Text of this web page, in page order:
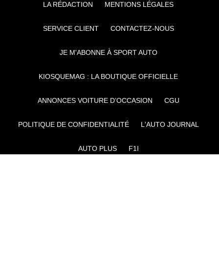
LA RÉDACTION MENTIONS LÉGALES
SERVICE CLIENT CONTACTEZ-NOUS
JE M'ABONNE À SPORT AUTO
KIOSQUEMAG : LA BOUTIQUE OFFICIELLE
ANNONCES VOITURE D’OCCASION CGU
POLITIQUE DE CONFIDENTIALITÉ L'AUTO JOURNAL
AUTO PLUS F1I